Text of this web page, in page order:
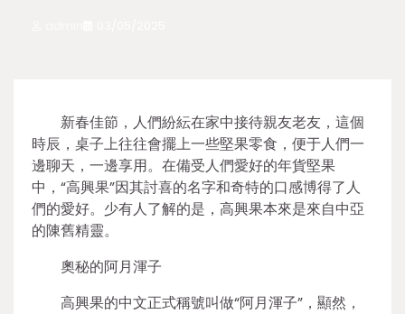
新春佳節，人們紛紜在家中接待親友老友，這個
時辰，桌子上往往會擺上一些堅果零食，便于人們一
邊聊天，一邊享用。在備受人們愛好的年貨堅果
中，“高興果”因其討喜的名字和奇特的口感博得了人
們的愛好。少有人了解的是，高興果本來是來自中亞
的陳舊精靈。
奧秘的阿月渾子
高興果的中文正式稱號叫做“阿月渾子”，顯然，